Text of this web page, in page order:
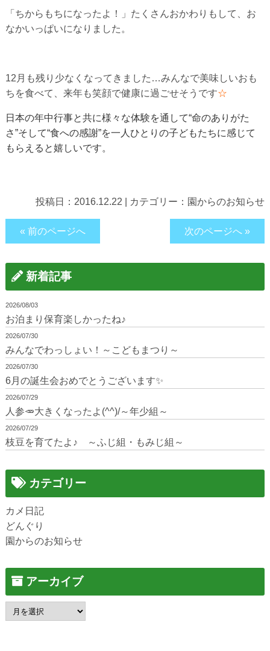
「ちからもちになったよ！」たくさんおかわりもして、お
なかいっぱいになりました。
12月も残り少なくなってきました…みんなで美味しいおも
ちを食べて、来年も笑顔で健康に過ごせそうです☆
日本の年中行事と共に様々な体験を通して“命のありがた
さ”そして“食への感謝”を一人ひとりの子どもたちに感じて
もらえると嬉しいです。
投稿日： 2016.12.22 カテゴリー： 園からのお知らせ
« 前のページへ 次のページへ »
新着記事
2026/08/03
お泊まり保育楽しかったね♪
2026/07/30
みんなでわっしょい！～こどもまつり～
2026/07/30
6月の誕生会おめでとうございます✨
2026/07/29
人参🥕大きくなったよ(^^)/～年少組～
2026/07/29
枝豆を育てたよ♪ ～ふじ組・もみじ組～
カテゴリー
カメ日記
どんぐり
園からのお知らせ
アーカイブ